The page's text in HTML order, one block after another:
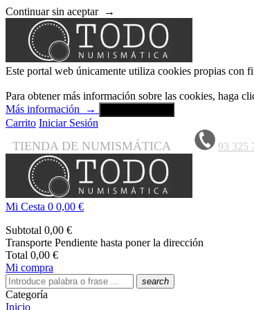
Continuar sin aceptar →
Este portal web únicamente utiliza cookies propias con
Para obtener más información sobre las cookies, haga
Más información
→
Carrito Iniciar Sesión
TIENDA DE NUMISMÁTICA 93 325
Mi Cesta 0 0,00 €
Subtotal 0,00 €
Transporte Pendiente hasta poner la dirección
Total 0,00 €
Mi compra
search
Categoría
Inicio